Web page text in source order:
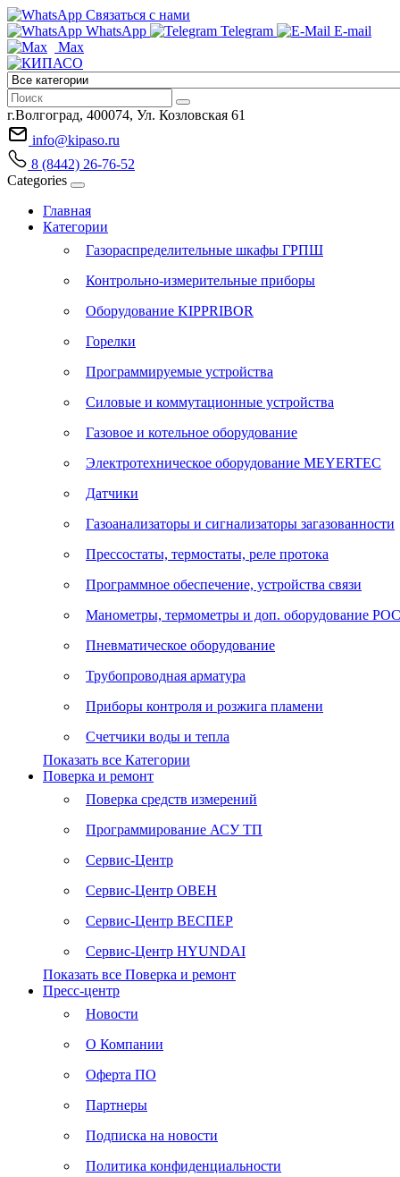
Связаться с нами
WhatsApp
Telegram
E-mail
Max
г.Волгоград, 400074, Ул. Козловская 61
info@kipaso.ru
8 (8442) 26-76-52
Categories
Главная
Категории
Газораспределительные шкафы ГРПШ
Контрольно-измерительные приборы
Оборудование KIPPRIBOR
Горелки
Программируемые устройства
Силовые и коммутационные устройства
Газовое и котельное оборудование
Электротехническое оборудование MEYERTEC
Датчики
Газоанализаторы и сигнализаторы загазованности
Прессостаты, термостаты, реле протока
Программное обеспечение, устройства связи
Манометры, термометры и доп. оборудование
Пневматическое оборудование
Трубопроводная арматура
Приборы контроля и розжига пламени
Счетчики воды и тепла
Показать все Категории
Поверка и ремонт
Поверка средств измерений
Программирование АСУ ТП
Сервис-Центр
Сервис-Центр ОВЕН
Сервис-Центр ВЕСПЕР
Сервис-Центр HYUNDAI
Показать все Поверка и ремонт
Пресс-центр
Новости
О Компании
Оферта ПО
Партнеры
Подписка на новости
Политика конфиденциальности